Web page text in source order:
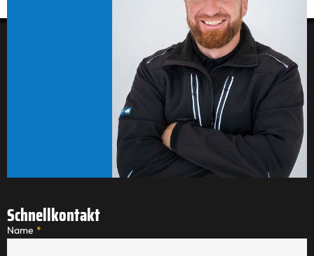
Schnellkontakt
Name *